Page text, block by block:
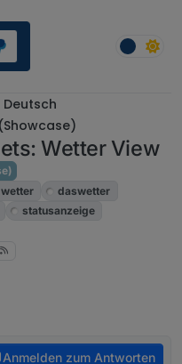
Deutsch
Wetter View
wetter
daswetter
statusanzeige
Anmelden zum Antworten